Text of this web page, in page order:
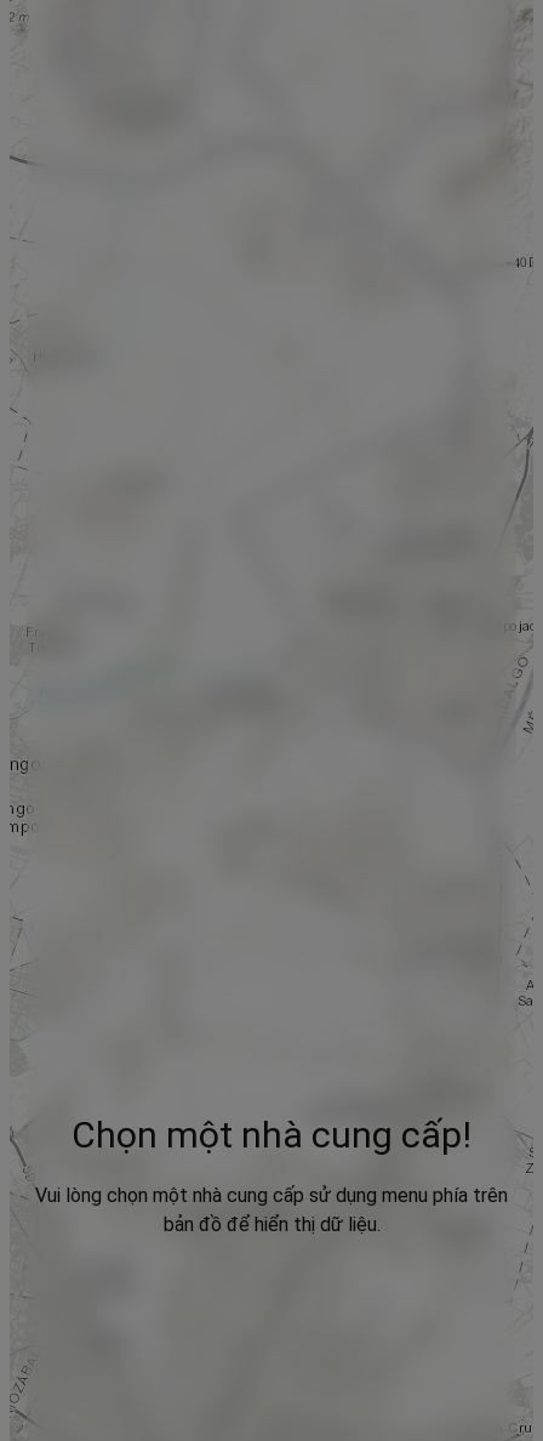
Chọn một nhà cung cấp!
Vui lòng chọn một nhà cung cấp sử dụng menu phía trên
bản đồ để hiển thị dữ liệu.